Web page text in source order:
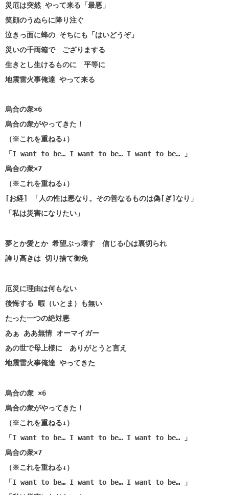
災厄は突然 やって来る「最悪」
笑顔のうぬらに降り注ぐ
泣きっ面に蜂の そちにも「はいどうぞ」
災いの千両箱で ござりまする
生きとし生けるものに 平等に
地震雷火事俺達 やって来る
烏合の衆×6
烏合の衆がやってきた！
（※これを重ねる↓）
「I want to be… I want to be… I want to be… 」
烏合の衆×7
（※これを重ねる↓）
[お経] 「人の性は悪なり。その善なるものは偽[ぎ]なり」
「私は災害になりたい」
夢とか愛とか 希望ぶっ壊す 信じる心は裏切られ
誇り高きは 切り捨て御免
厄災に理由は何もない
後悔する 暇（いとま）も無い
たった一つの絶対悪
あぁ ああ無情 オーマイガー
あの世で母上様に ありがとうと言え
地震雷火事俺達 やってきた
烏合の衆 ×6
烏合の衆がやってきた！
（※これを重ねる↓）
「I want to be… I want to be… I want to be… 」
烏合の衆×7
（※これを重ねる↓）
「I want to be… I want to be… I want to be… 」